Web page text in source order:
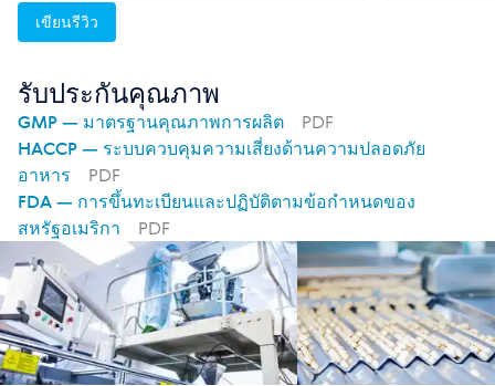
ระจ่างใสขึ้นและสีผิวสม่ำเสมอมากขึ้นด้วยค่ะ ที่
สำคัญคือสิวอุดตันลดลงจริง ผิวมันบริเวณ T-zo
กได้ว่าผิวได้รับการบำรุงเต็มที่ ผิวแข็งแรงขึ้น ไ
ม่แห้งกร้านเหมือนเมื่อก่อน ถือเป็นตัวเลือกที่ดีมา
กสำหรับคนที่อยากได้ผลลัพธ์แบบเรตินอลแต่ผิว
บอบบางแพ้ง่าย ให้เต็ม 5 ดาวเลยค่ะ จะซื้อซ้ำแ
น่นอน แนะนำมากๆ
เขียนรีวิว
รับประกันคุณภาพ
GMP — มาตรฐานคุณภาพการผลิต
PDF
HACCP — ระบบควบคุมความเสี่ยงด้านความปลอดภัย
อาหาร
PDF
FDA — การขึ้นทะเบียนและปฏิบัติตามข้อกำหนดของ
สหรัฐอเมริกา
PDF